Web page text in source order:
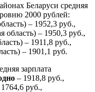
Беларуси средняя
2000 рублей:
– 1952,3 руб.,
область) – 1950,3 руб.,
– 1911,8 руб.,
– 1901,1 руб.
зарплата
– 1918,8 руб.,
руб.,